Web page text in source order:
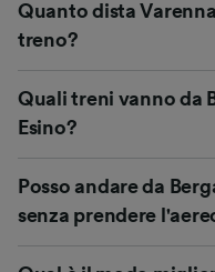
Quanto dista
treno?
Quali treni vanno da
Esino?
Posso andare da
senza prendere